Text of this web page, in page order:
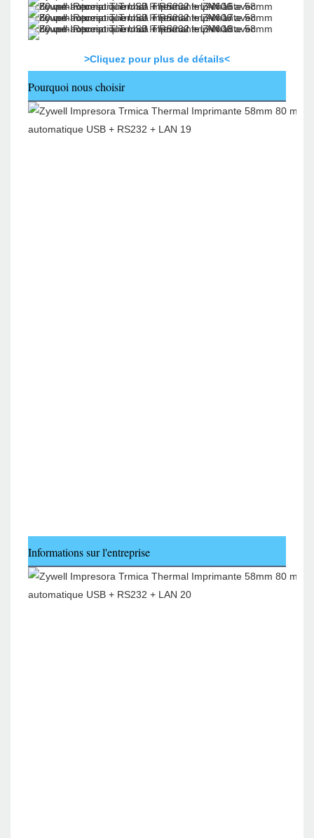
>Cliquez pour plus de détails<
Pourquoi nous choisir
Informations sur l'entreprise